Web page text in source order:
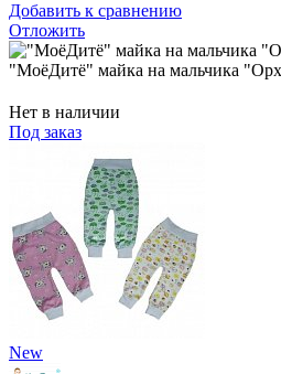
Добавить к сравнению
Отложить
"МоёДитё" майка на мальчика
Нет в наличии
Под заказ
New